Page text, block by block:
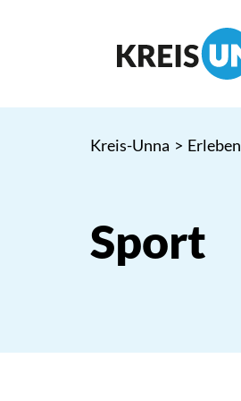
Kreis-Unna > Erleben
Sport